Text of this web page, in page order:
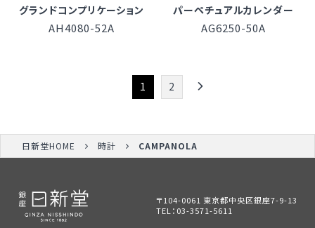
グランドコンプリケーション
AH4080-52A
パーペチュアルカレンダー
AG6250-50A
1 2
日新堂HOME 時計 CAMPANOLA
〒104-0061 東京都中央区銀座7-9-13
TEL： 03-3571-5611